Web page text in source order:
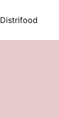
Distrifood